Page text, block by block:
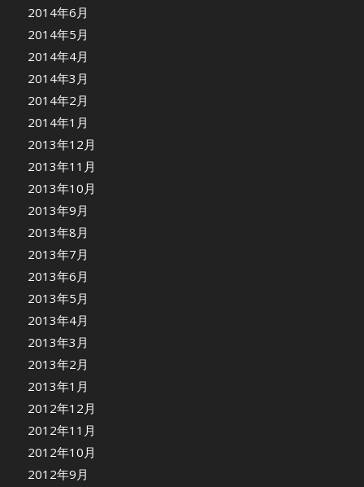
2014年6月
2014年5月
2014年4月
2014年3月
2014年2月
2014年1月
2013年12月
2013年11月
2013年10月
2013年9月
2013年8月
2013年7月
2013年6月
2013年5月
2013年4月
2013年3月
2013年2月
2013年1月
2012年12月
2012年11月
2012年10月
2012年9月